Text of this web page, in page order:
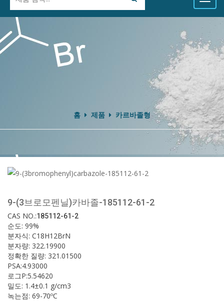
홈 제품 카르바졸형
9-(3브로모펜닐)카바졸-185112-61-2
CAS NO.:185112-61-2
순도: 99%
분자식: C18H12BrN
분자량: 322.19900
정확한 질량: 321.01500
PSA:4.93000
로그P:5.54620
밀도: 1.4±0.1 g/cm3
녹는점: 69-70ºC